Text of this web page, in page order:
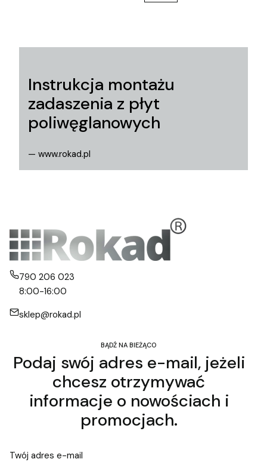
Instrukcja montażu
zadaszenia z płyt
poliwęglanowych
— www.rokad.pl
790 206 023
8:00-16:00
sklep@rokad.pl
BĄDŹ NA BIEŻĄCO
Podaj swój adres e-mail, jeżeli
chcesz otrzymywać
informacje o nowościach i
promocjach.
Twój adres e-mail